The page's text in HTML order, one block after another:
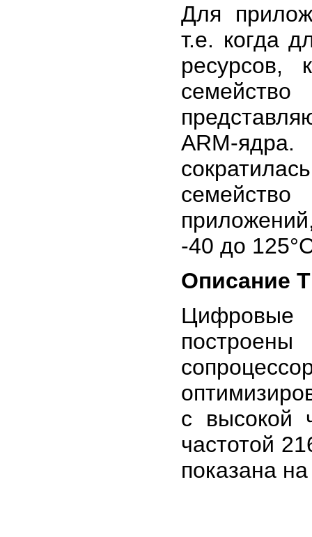
Для
т.е. когда
ресурсов,
ARM-
семейство
-40 до
Описание
построены
с высокой
частотой
показана